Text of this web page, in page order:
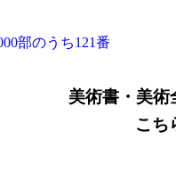
のうち121番
美術書・美術
こち